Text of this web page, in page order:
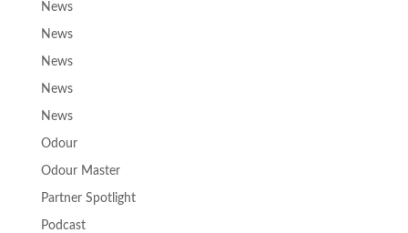
News
News
News
News
News
Odour
Odour Master
Partner Spotlight
Podcast